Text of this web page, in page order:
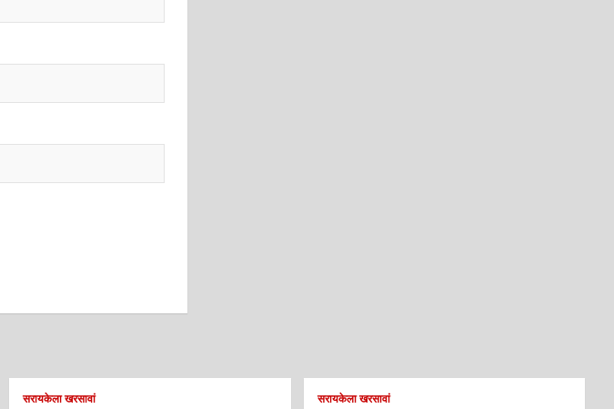
सरायकेला खरसावां सरायकेला खरसावां